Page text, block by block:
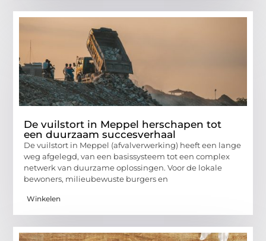
De vuilstort in Meppel herschapen tot
een duurzaam succesverhaal
De vuilstort in Meppel (afvalverwerking) heeft een lange
weg afgelegd, van een basissysteem tot een complex
netwerk van duurzame oplossingen. Voor de lokale
bewoners, milieubewuste burgers en
Winkelen